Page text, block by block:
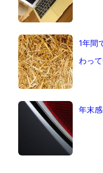
1年間
わって
年末